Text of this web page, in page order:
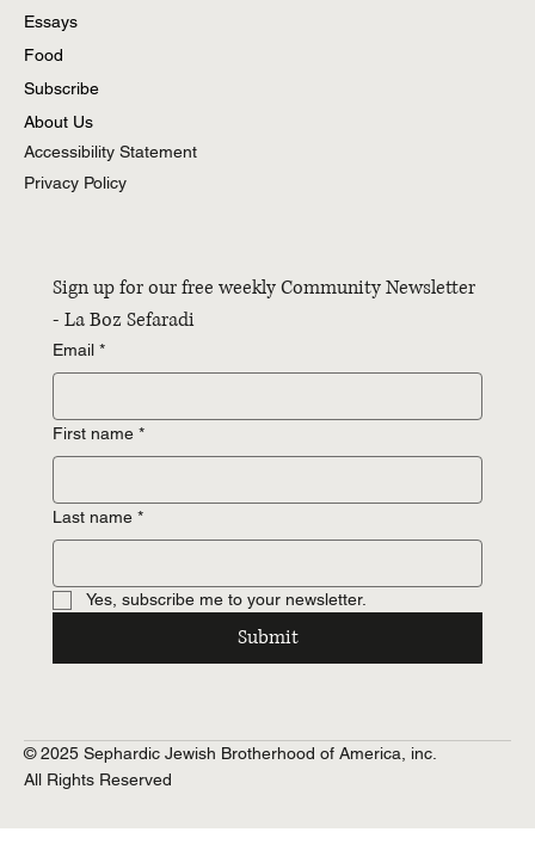
Essays
Food
Subscribe
About Us
Accessibility Statement
Privacy Policy
Sign up for our free weekly Community Newsletter
- La Boz Sefaradi
Email *
First name *
Last name *
Yes, subscribe me to your newsletter.
Submit
© 2025 Sephardic Jewish Brotherhood of America, inc.
All Rights Reserved